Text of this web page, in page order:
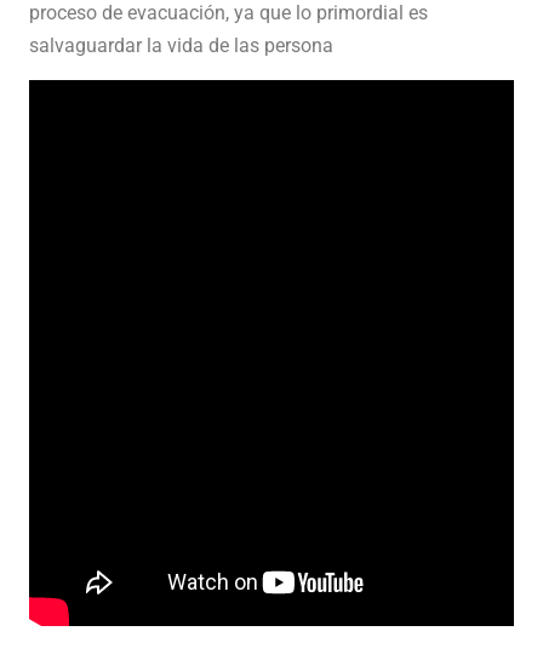
proceso de evacuación, ya que lo primordial es
salvaguardar la vida de las persona